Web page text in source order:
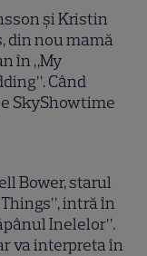
și Kristin
din nou mamă
în „My
Când
SkyShowtime
Bower, starul
intră în
Inelelor”.
va interpreta în